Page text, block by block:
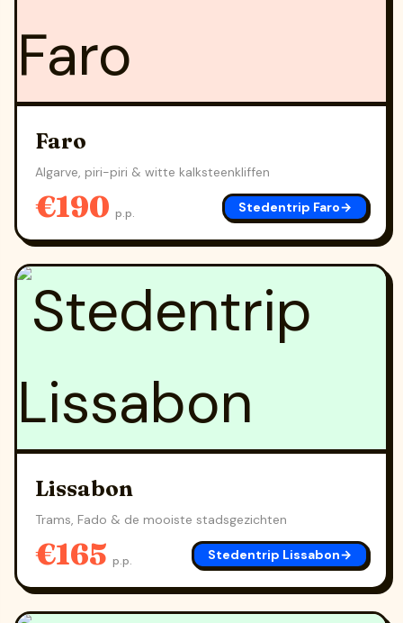
Faro
Algarve, piri-piri & witte kalksteenkliffen
€190 p.p. Stedentrip Faro→
Lissabon
Trams, Fado & de mooiste stadsgezichten
€165 p.p. Stedentrip Lissabon→